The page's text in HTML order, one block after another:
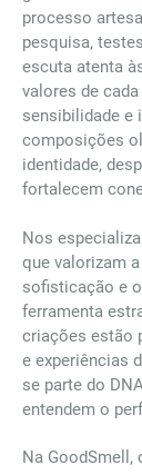
processo
pesquisa,
escuta atenta
valores de
sensibilidade e
composições
identidade,
fortalecem
Nos
que valorizam
sofisticação e
ferramenta
criações estão
e experiências
se parte do
entendem o
Na